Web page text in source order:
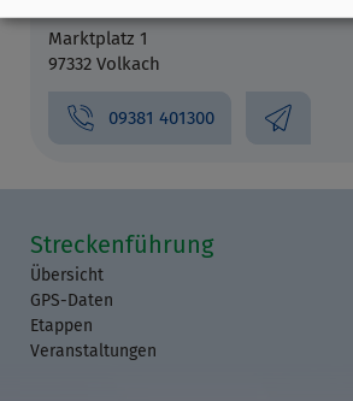
Marktplatz 1
97332 Volkach
09381 401300
Streckenführung
Übersicht
GPS-Daten
Etappen
Veranstaltungen